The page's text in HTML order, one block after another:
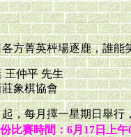
方菁英枰場逐鹿，誰能
王仲平 先生
象棋協會
，每月擇一星期日舉行
比賽時間：6月17日上午